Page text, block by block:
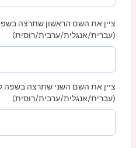
ציין את השם הראשון שתרצה
(עברית/אנגלית/ערבית/רוסית)
ציין את השם השני שתרצה בשפה
(עברית/אנגלית/ערבית/רוסית)